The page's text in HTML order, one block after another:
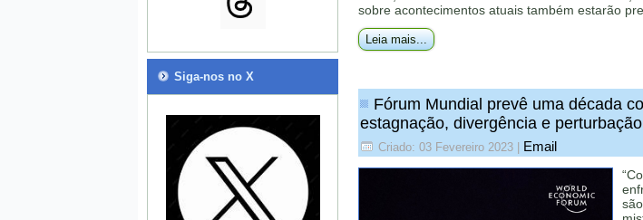
Siga-nos no X
sobre acontecimentos atuais também estarão
Leia mais...
Fórum Mundial prevê uma década
estagnação, divergência e perturbação
Criado: 03 Fevereiro 2023 Email